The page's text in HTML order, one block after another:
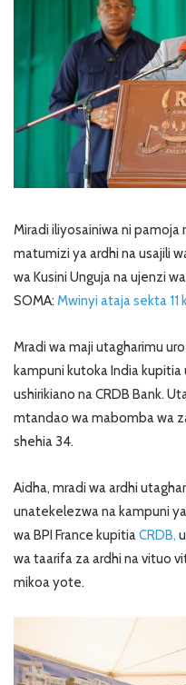
Miradi iliyosainiwa ni pamoja
matumizi ya ardhi na usajili
wa Kusini Unguja na ujenzi
SOMA: Mwinyi ataja sekta
Mradi wa maji utagharimu
kampuni kutoka India
ushirikiano na CRDB Bank.
mtandao wa mabomba wa
shehia 34.
Aidha, mradi wa ardhi
unatekelezwa na kampuni
wa BPI France kupitiaCRDB,
wa taarifa za ardhi na vituo
mikoa yote.